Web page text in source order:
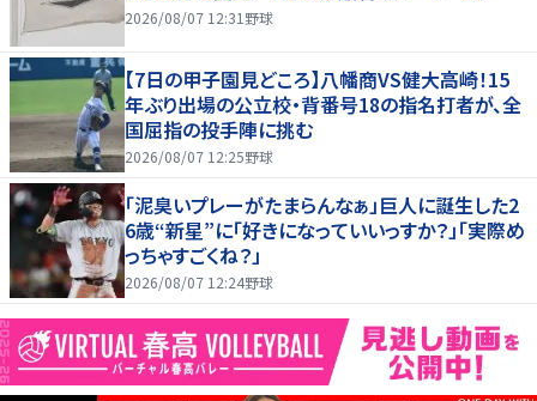
2026/08/07 12:31 野球
【7日の甲子園見どころ】八幡商VS健大高崎！15
年ぶり出場の公立校・背番号18の指名打者が、全
国屈指の投手陣に挑む
2026/08/07 12:25野球
「泥臭いプレーがたまらんなぁ」巨人に誕生した2
6歳“新星”に「好きになっていいっすか？」「実際め
っちゃすごくね？」
2026/08/07 12:24野球